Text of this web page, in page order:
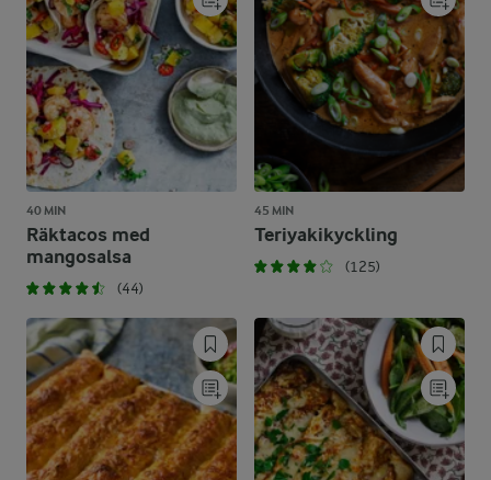
40 MIN
Räktacos med
mangosalsa
(44)
45 MIN
Teriyakikyckling
(125)